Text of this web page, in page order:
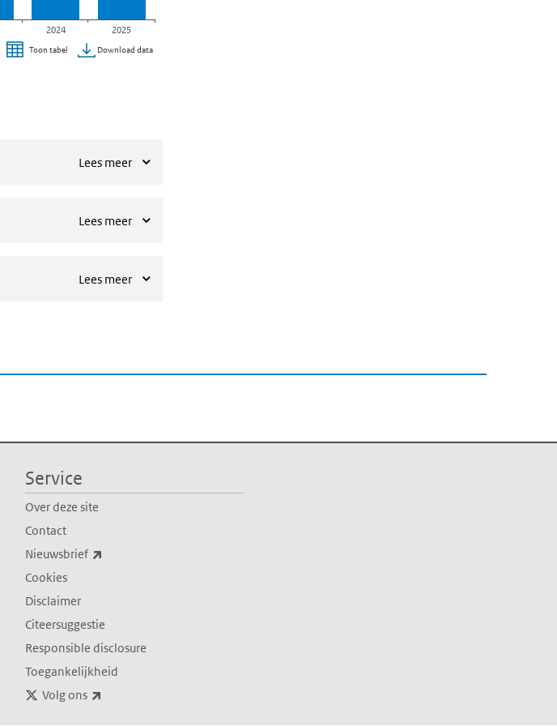
2024 2025
Toon tabel Download data
Lees meer
Lees meer
Lees meer
Service
Over deze site
Contact
Nieuwsbrief
Cookies
Disclaimer
Citeersuggestie
Responsible disclosure
Toegankelijkheid
Volg ons